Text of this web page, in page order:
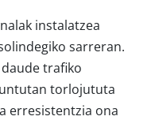
instalatzea
sarreran.
trafiko
torlojututa
erresistentzia ona